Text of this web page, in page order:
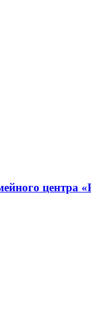
центра